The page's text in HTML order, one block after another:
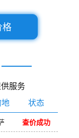
格
服务
地 状态
查价成功